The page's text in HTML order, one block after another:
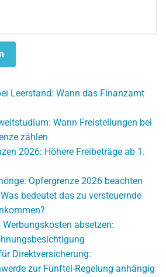
Leerstand: Wann das Finanzamt
Wann Freistellungen bei
zählen
2026: Höhere Freibeträge ab 1.
Opfergrenze 2026 beachten
bedeutet das zu versteuernde
absetzen:
Direktversicherung:
zur Fünftel-Regelung anhängig